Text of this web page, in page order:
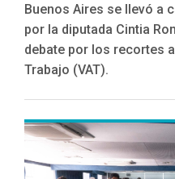
Buenos Aires se llevó a
por la diputada Cintia
debate por los recortes
Trabajo (VAT).